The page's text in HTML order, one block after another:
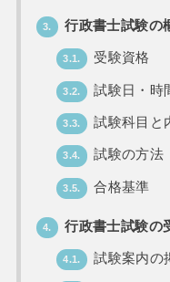
3. 行政書士試験の
3.1. 受験資格
3.2. 試験日・時
3.3. 試験科目と
3.4. 試験の方法
3.5. 合格基準
4. 行政書士試験の
4.1. 試験案内の